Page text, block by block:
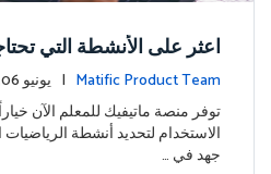
اعثر على الأنشطة التي
Matific Product Team | يونيو 06, 2021 |
توفر منصة ماتيفيك للمعلم الآن
الاستخدام لتحديد أنشطة
جهد في …